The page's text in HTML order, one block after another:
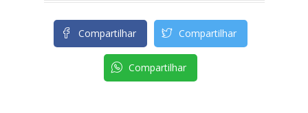
Compartilhar Compartilhar
Compartilhar